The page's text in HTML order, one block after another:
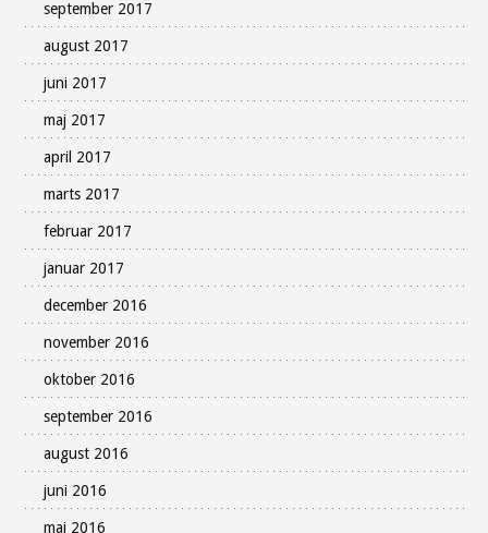
september 2017
august 2017
juni 2017
maj 2017
april 2017
marts 2017
februar 2017
januar 2017
december 2016
november 2016
oktober 2016
september 2016
august 2016
juni 2016
maj 2016